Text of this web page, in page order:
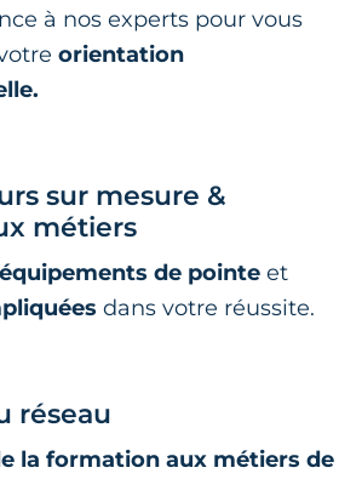
à nos experts pour vous
orientation
sur mesure &
métiers
équipements de pointe et
dans votre réussite.
réseau
la formation aux métiers de